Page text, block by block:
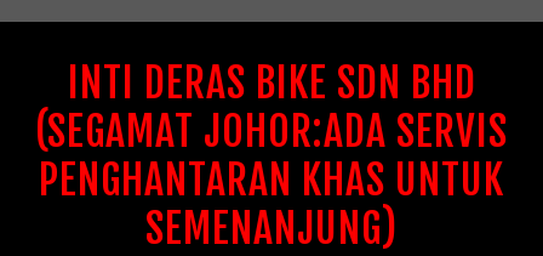
INTI DERAS BIKE SDN BHD
(SEGAMAT JOHOR:ADA SERVIS
PENGHANTARAN KHAS UNTUK
SEMENANJUNG)